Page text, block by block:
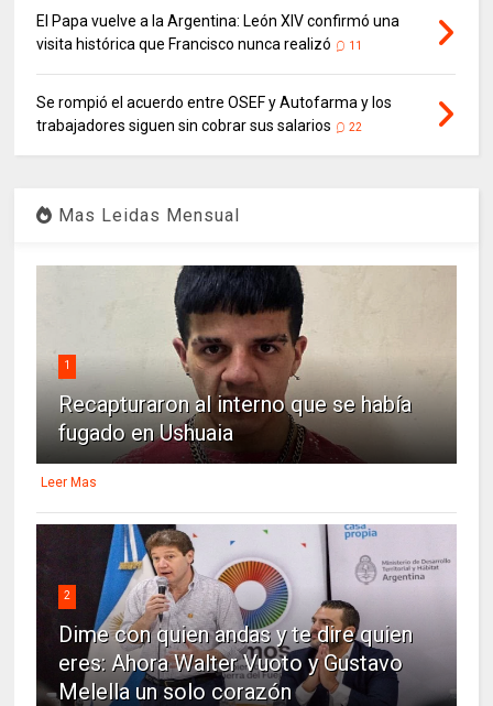
El Papa vuelve a la Argentina: León XIV confirmó una
visita histórica que Francisco nunca realizó
11
Se rompió el acuerdo entre OSEF y Autofarma y los
trabajadores siguen sin cobrar sus salarios
22
Mas Leidas Mensual
1
Recapturaron al interno que se había
fugado en Ushuaia
Leer Mas
2
Dime con quien andas y te dire quien
eres: Ahora Walter Vuoto y Gustavo
Melella un solo corazón